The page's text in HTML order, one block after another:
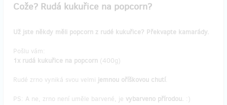
Cože? Rudá kukuřice na popcorn?
Už jste někdy měli popcorn z rudé kukuřice? Překvapte kamarády.
Pošlu vám:
1x rudá kukuřice na popcorn (400g)
Rudé zrno vyniká svou velmi jemnou oříškovou chutí.
PS: A ne, zrno není uměle barvené, je vybarveno přírodou. :)